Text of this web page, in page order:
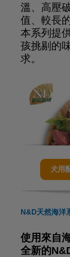
溫、高壓
值、較長
本系列提
孩挑剔的
求。
犬用
N&D天然海洋
使用來自
全新的